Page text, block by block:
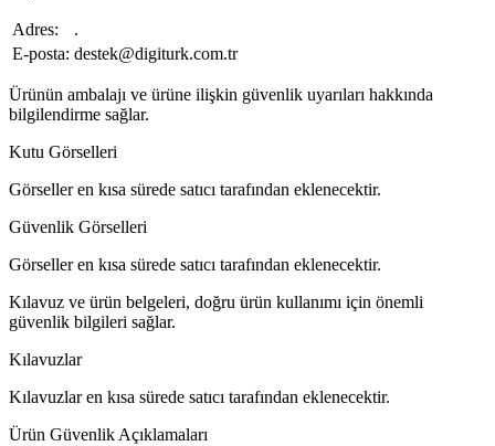
Adres:
.
E-posta: destek@digiturk.com.tr
Ürünün ambalajı ve ürüne ilişkin güvenlik uyarıları hakkında
bilgilendirme sağlar.
Kutu Görselleri
Görseller en kısa sürede satıcı tarafından eklenecektir.
Güvenlik Görselleri
Görseller en kısa sürede satıcı tarafından eklenecektir.
Kılavuz ve ürün belgeleri, doğru ürün kullanımı için önemli
güvenlik bilgileri sağlar.
Kılavuzlar
Kılavuzlar en kısa sürede satıcı tarafından eklenecektir.
Ürün Güvenlik Açıklamaları